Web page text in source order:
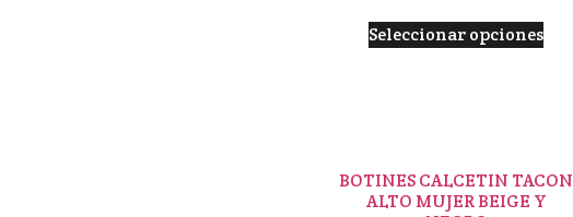
Seleccionar opciones
BOTINES CALCETIN TACON
ALTO MUJER BEIGE Y